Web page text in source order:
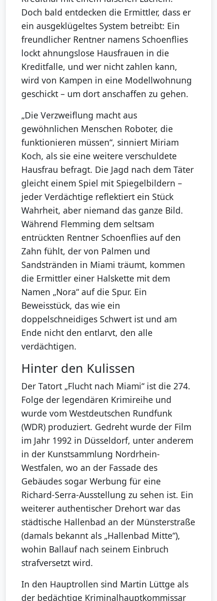
Doch bald entdecken die Ermittler, dass er
ein ausgeklügeltes System betreibt: Ein
freundlicher Rentner namens Schoenflies
lockt ahnungslose Hausfrauen in die
Kreditfalle, und wer nicht zahlen kann,
wird von Kampen in eine Modellwohnung
geschickt – um dort anschaffen zu gehen.
„Die Verzweiflung macht aus
gewöhnlichen Menschen Roboter, die
funktionieren müssen“, sinniert Miriam
Koch, als sie eine weitere verschuldete
Hausfrau befragt. Die Jagd nach dem Täter
gleicht einem Spiel mit Spiegelbildern –
jeder Verdächtige reflektiert ein Stück
Wahrheit, aber niemand das ganze Bild.
Während Flemming dem seltsam
entrückten Rentner Schoenflies auf den
Zahn fühlt, der von Palmen und
Sandstränden in Miami träumt, kommen
die Ermittler einer Halskette mit dem
Namen „Nora“ auf die Spur. Ein
Beweisstück, das wie ein
doppelschneidiges Schwert ist und am
Ende nicht den entlarvt, den alle
verdächtigen.
Hinter den Kulissen
Der Tatort „Flucht nach Miami“ ist die 274.
Folge der legendären Krimireihe und
wurde vom Westdeutschen Rundfunk
(WDR) produziert. Gedreht wurde der Film
im Jahr 1992 in Düsseldorf, unter anderem
in der Kunstsammlung Nordrhein-
Westfalen, wo an der Fassade des
Gebäudes sogar Werbung für eine
Richard-Serra-Ausstellung zu sehen ist. Ein
weiterer authentischer Drehort war das
städtische Hallenbad an der Münsterstraße
(damals bekannt als „Hallenbad Mitte“),
wohin Ballauf nach seinem Einbruch
strafversetzt wird.
In den Hauptrollen sind Martin Lüttge als
der bedächtige Kriminalhauptkommissar